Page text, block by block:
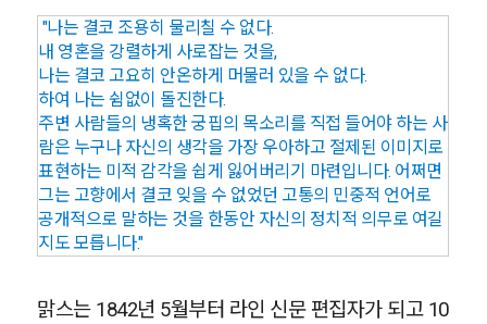
"나는 결코 조용히 물리칠 수 없다.
내 영혼을 강렬하게 사로잡는 것을,
나는 결코 고요히 안온하게 머물러 있을 수 없다.
하여 나는 쉼없이 돌진한다.
주변 사람들의 냉혹한 궁핍의 목소리를 직접 들어야 하는 사
람은 누구나 자신의 생각을 가장 우아하고 절제된 이미지로
표현하는 미적 감각을 쉽게 잃어버리기 마련입니다. 어쩌면
그는 고향에서 결코 잊을 수 없었던 고통의 민중적 언어로
공개적으로 말하는 것을 한동안 자신의 정치적 의무로 여길
지도 모릅니다."
맑스는 1842년 5월부터 라인 신문 편집자가 되고 10